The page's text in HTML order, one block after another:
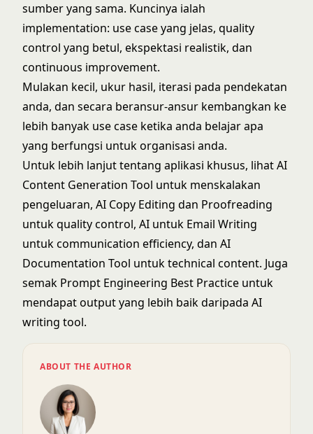
sumber yang sama. Kuncinya ialah
implementation: use case yang jelas, quality
control yang betul, ekspektasi realistik, dan
continuous improvement.
Mulakan kecil, ukur hasil, iterasi pada pendekatan
anda, dan secara beransur-ansur kembangkan ke
lebih banyak use case ketika anda belajar apa
yang berfungsi untuk organisasi anda.
Untuk lebih lanjut tentang aplikasi khusus, lihatAI
Content Generation Tool untuk menskalakan
pengeluaran, AI Copy Editing dan Proofreading
untuk quality control, AI untuk Email Writing
untuk communication efficiency, dan AI
Documentation Tool untuk technical content. Juga
semak Prompt Engineering Best Practice untuk
mendapat output yang lebih baik daripada AI
writing tool.
ABOUT THE AUTHOR